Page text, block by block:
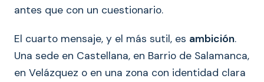
antes que con un cuestionario.
El cuarto mensaje, y el más sutil, es ambición.
Una sede en Castellana, en Barrio de Salamanca,
en Velázquez o en una zona con identidad clara